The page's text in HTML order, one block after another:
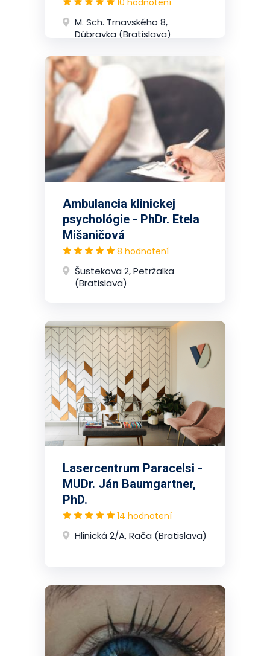
M. Sch. Trnavského 8,
Dúbravka (Bratislava)
Ambulancia klinickej
psychológie - PhDr. Etela
Mišaničová
8 hodnotení
Šustekova 2, Petržalka
(Bratislava)
Lasercentrum Paracelsi -
MUDr. Ján Baumgartner,
PhD.
14 hodnotení
Hlinická 2/A, Rača (Bratislava)